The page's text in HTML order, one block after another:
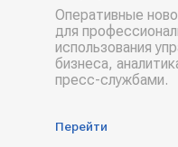
Оперативные
для
использования
бизнеса,
пресс-службами.
Перейти